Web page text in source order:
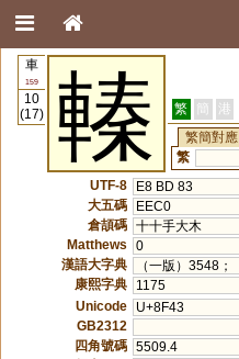
車
159
10
(17)
轃 繁 簡 港
繁簡對應
繁
UTF-8
E8 BD 83
大五碼
EEC0
倉頡碼 十十手大木
Matthews
0
漢語大字典
（一版）3548
康熙字典
1175
Unicode
U+8F43
GB2312
四角號碼 5509.4